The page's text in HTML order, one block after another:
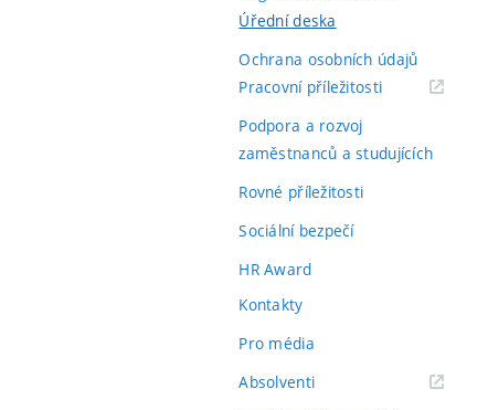
Úřední deska
Ochrana osobních údajů
Pracovní příležitosti(externí
Podpora a rozvoj
zaměstnanců a studujících
Rovné příležitosti
Sociální bezpečí
HR Award
Kontakty
Pro média
Absolventi(externí